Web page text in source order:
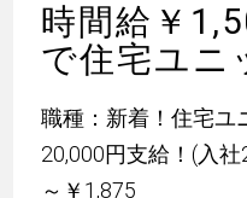
時間給￥
で住宅ユニ
職種：新着！住宅ユ
20,000円支給！(入
～￥1,875